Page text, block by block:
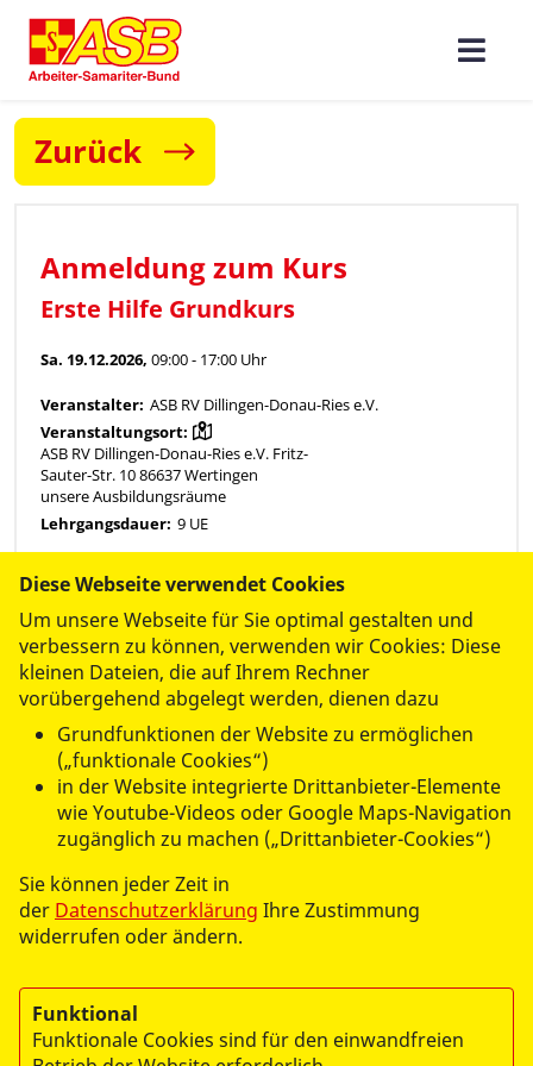
Zurück
Diese Webseite verwendet Cookies
Um unsere Webseite für Sie optimal gestalten und
verbessern zu können, verwenden wir Cookies: Diese
kleinen Dateien, die auf Ihrem Rechner
vorübergehend abgelegt werden, dienen dazu
Grundfunktionen der Website zu ermöglichen
(„funktionale Cookies“)
in der Website integrierte Drittanbieter-Elemente
wie Youtube-Videos oder Google Maps-Navigation
zugänglich zu machen („Drittanbieter-Cookies“)
Sie können jeder Zeit in
der Datenschutzerklärung Ihre Zustimmung
widerrufen oder ändern.
Funktional
Funktionale Cookies sind für den einwandfreien